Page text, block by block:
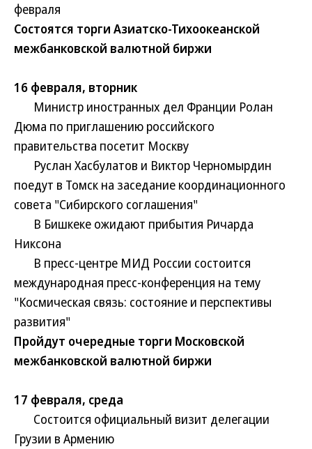
февраля
Состоятся торги Азиатско-Тихоокеанской
межбанковской валютной биржи
16 февраля, вторник
Министр иностранных дел Франции Ролан
Дюма по приглашению российского
правительства посетит Москву
Руслан Хасбулатов и Виктор Черномырдин
поедут в Томск на заседание координационного
совета "Сибирского соглашения"
В Бишкеке ожидают прибытия Ричарда
Никсона
В пресс-центре МИД России состоится
международная пресс-конференция на тему
"Космическая связь: состояние и перспективы
развития"
Пройдут очередные торги Московской
межбанковской валютной биржи
17 февраля, среда
Состоится официальный визит делегации
Грузии в Армению